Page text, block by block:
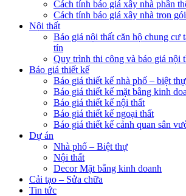
Cách tính báo giá xây nhà phần
Cách tính báo giá xây nhà trọn gói
Nội thất
Báo giá nội thất căn hộ chung
tín
Quy trình thi công và báo giá nội
Báo giá thiết kế
Báo giá thiết kế nhà phố – biệt thự
Báo giá thiết kế mặt bằng kinh
Báo giá thiết kế nội thất
Báo giá thiết kế ngoại thất
Báo giá thiết kế cảnh quan sân
Dự án
Nhà phố – Biệt thự
Nội thất
Decor Mặt bằng kinh doanh
Cải tạo – Sửa chữa
Tin tức